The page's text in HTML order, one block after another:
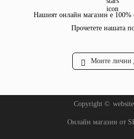
Нашият онлайн магазин е 100%
Прочетете нашата
Моите лични
Copyright ©
Онлайн магазин от